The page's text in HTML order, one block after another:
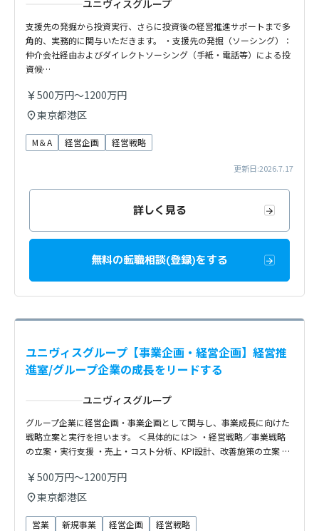
ユニヴィスグループ
支援先の発掘から投資実行、さらに投資後の経営推進サポートまで多
角的、実務的に関与いただきます。 ・支援先の発掘（ソーシング）：
仲介会社経由およびダイレクトソーシング（手紙・電話等）による投
資候…
500万円～1200万円
東京都港区
M＆A 経営企画 経営戦略
更新日:2026.7.17
詳しく見る
無料の転職相談(登録)をする
ユニヴィスグループ【事業企画・経営企画】経営推
進室/グループ企業の成長をリードする
ユニヴィスグループ
グループ企業に経営企画・事業企画として関与し、事業成長に向けた
戦略立案と実行を担います。 ＜具体的には＞ ・経営戦略／事業戦略
の立案・実行支援 ・売上・コスト分析、KPI設計、改善施策の立案 …
500万円～1200万円
東京都港区
営業 新規事業 経営企画 経営戦略